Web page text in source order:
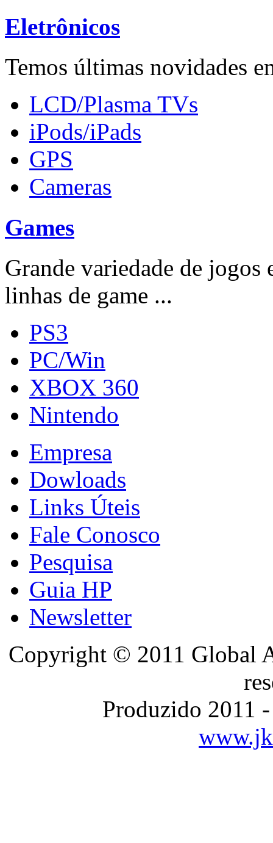
Eletrônicos
Temos últimas novidades
LCD/Plasma TVs
iPods/iPads
GPS
Cameras
Games
Grande variedade de jogos
linhas de game ...
PS3
PC/Win
XBOX 360
Nintendo
Empresa
Dowloads
Links Úteis
Fale Conosco
Pesquisa
Guia HP
Newsletter
Copyright © 2011 Global
Produzido 2011